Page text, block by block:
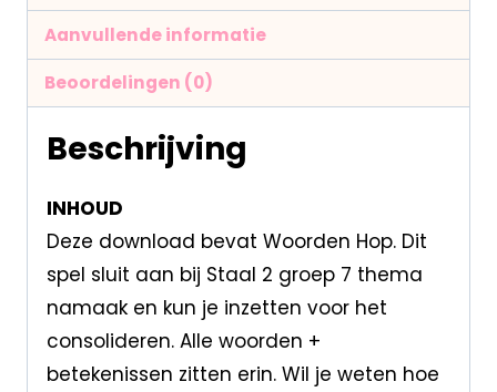
Aanvullende informatie
Beoordelingen (0)
Beschrijving
INHOUD
Deze download bevat Woorden Hop. Dit
spel sluit aan bij Staal 2 groep 7 thema
namaak en kun je inzetten voor het
consolideren. Alle woorden +
betekenissen zitten erin. Wil je weten hoe